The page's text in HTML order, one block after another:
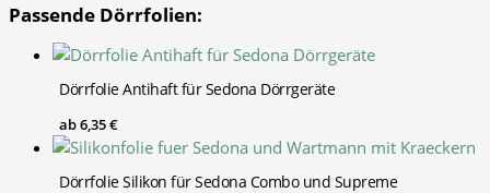
Passende Dörrfolien:
Dörrfolie Antihaft für Sedona Dörrgeräte
ab6,35€
Dörrfolie Silikon für Sedona Combo und Supreme